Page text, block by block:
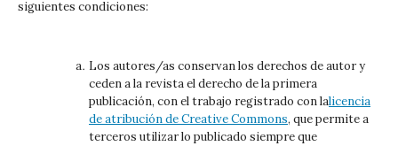
siguientes condiciones:
Los autores/as conservan los derechos de autor y
ceden a la revista el derecho de la primera
publicación, con el trabajo registrado con lalicencia
de atribución de Creative Commons, que permite a
terceros utilizar lo publicado siempre que